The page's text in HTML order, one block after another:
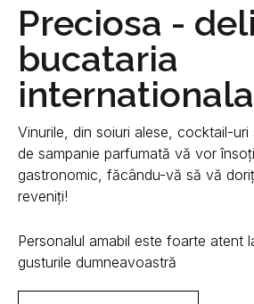
Preciosa -
bucataria
Vinurile, din soiuri alese, cocktail-
de sampanie parfumată vă vor
gastronomic, făcându-vă să vă
reveniți!
Personalul amabil este foarte atent
gusturile dumneavoastră